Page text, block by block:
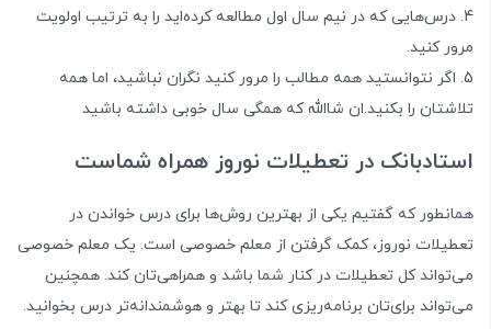
درس‌هایی که در نیم سال اول مطالعه کرده‌اید را به ترتیب اولویت
مرور کنید.
اگر نتوانستید همه مطالب را مرور کنید نگران نباشید، اما همه
تلاشتان را بکنید.ان شاالله که همگی سال خوبی داشته باشید
استادبانک در تعطیلات نوروز همراه شماست
همانطور که گفتیم یکی از بهترین روش‌ها برای درس خواندن در
تعطیلات نوروز، کمک گرفتن از معلم‌ خصوصی است. یک معلم خصوصی
می‌تواند کل تعطیلات در کنار شما باشد و همراهی‌تان کند. همچنین
می‌تواند برای‌تان برنامه‌ریزی کند تا بهتر و هوشمندانه‌تر درس بخوانید.